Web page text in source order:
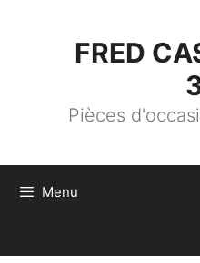
FRED
Pièces
Menu